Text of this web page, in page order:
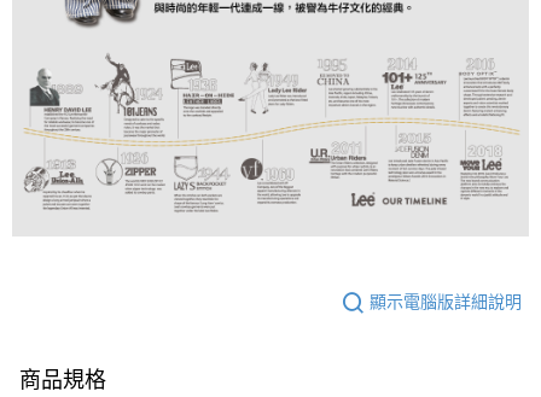
顯示電腦版詳細說明
商品規格